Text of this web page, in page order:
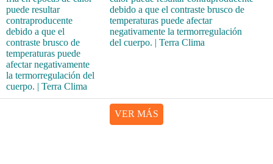
debido a que el contraste brusco de
temperaturas puede afectar
negativamente la termorregulación
del cuerpo. | Terra Clima
VER MÁS